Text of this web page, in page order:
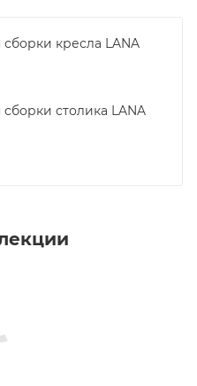
кресла LANA
столика LANA